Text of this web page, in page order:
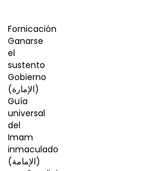
Fornicación
Ganarse
el
sustento
Gobierno
(الإمارة)
Guía
universal
del
Imam
inmaculado
(الإمامة)